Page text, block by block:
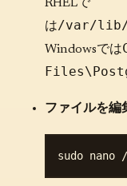
RHELで
は/var/lib/
Windowsでは
ファイルを編